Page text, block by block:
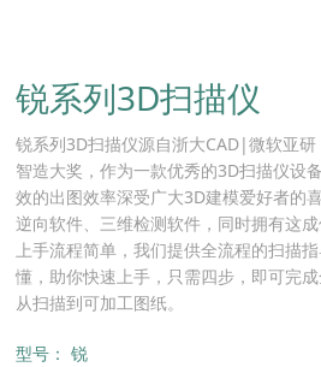
锐系列3D扫描仪
锐系列3D扫描仪源自浙大CAD|微软亚
智造大奖，作为一款优秀的3D扫描仪设
效的出图效率深受广大3D建模爱好者的
逆向软件、三维检测软件，同时拥有这
上手流程简单，我们提供全流程的扫描
懂，助你快速上手，只需四步，即可完
从扫描到可加工图纸。
型号： 锐